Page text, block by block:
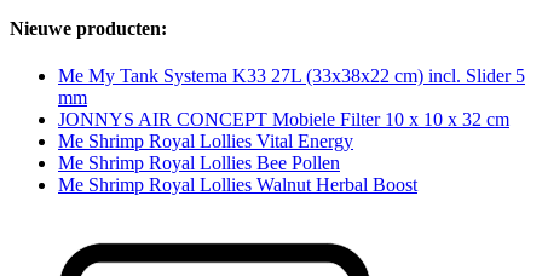
Nieuwe producten:
Me My Tank Systema K33 27L (33x38x22 cm) incl. Slider 5
mm
JONNYS AIR CONCEPT Mobiele Filter 10 x 10 x 32 cm
Me Shrimp Royal Lollies Vital Energy
Me Shrimp Royal Lollies Bee Pollen
Me Shrimp Royal Lollies Walnut Herbal Boost